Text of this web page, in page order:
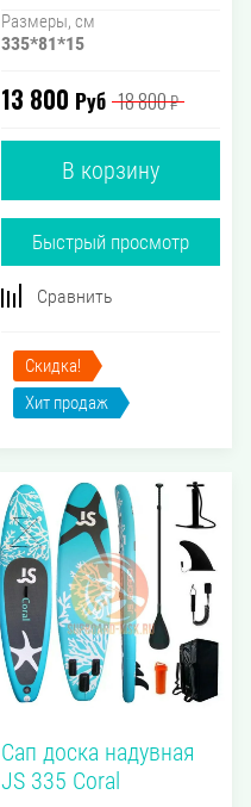
Размеры, см
335*81*15
13 800 Руб 18 800₽
В корзину
Быстрый просмотр
Сравнить
Скидка!
Хит продаж
Сап доска надувная
JS 335 Coral